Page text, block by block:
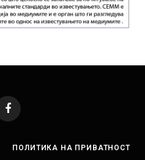
Facebook
ПОЛИТИКА НА ПРИВАТНОСТ